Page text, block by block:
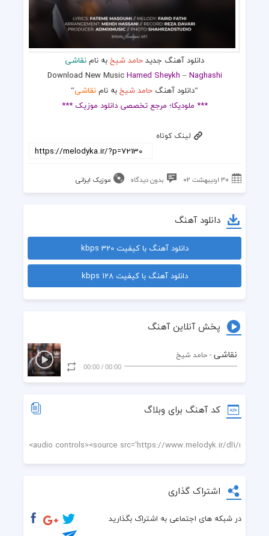
دانلود آهنگ جدیدحامد شیخبه نامنقاشی
Download New MusicHamed Sheykh –Naghashi
“دانلود آهنگ حامد شیخبه نامنقاشی“
*** ملودیکا؛ مرجع تخصصی دانلود موزیک ***
لینک کوتاه
۳۰ اردیبهشت ۰۲ بدون دیدگاه موزیک ایرانی
دانلود آهنگ
دانلود آهنگ با کیفیت 320 kbps
دانلود آهنگ با کیفیت 128 kbps
پخش آنلاین آهنگ
نقاشی - حامد شیخ
00:00
/
00:00
کد آهنگ برای وبلاگ
اشتراک گذاری
در شبکه های اجتماعی به اشتراک بگذارید